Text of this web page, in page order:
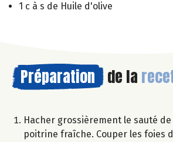
1 c à s de Huile d'olive
Préparation de la
Hacher grossièrement le sauté
poitrine fraîche. Couper les foies